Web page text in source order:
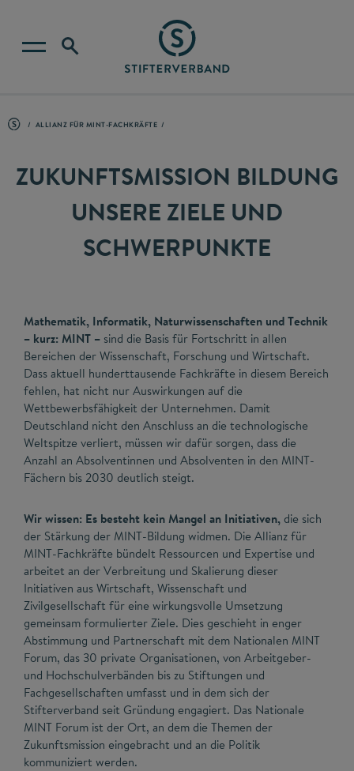
ALLIANZ FÜR MINT-FACHKRÄFTE
ZUKUNFTSMISSION BILDUNG
UNSERE ZIELE UND
SCHWERPUNKTE
Mathematik, Informatik, Naturwissenschaften und Technik
– kurz: MINT – sind die Basis für Fortschritt in allen
Bereichen der Wissenschaft, Forschung und Wirtschaft.
Dass aktuell hunderttausende Fachkräfte in diesem Bereich
fehlen, hat nicht nur Auswirkungen auf die
Wettbewerbsfähigkeit der Unternehmen. Damit
Deutschland nicht den Anschluss an die technologische
Weltspitze verliert, müssen wir dafür sorgen, dass die
Anzahl an Absolventinnen und Absolventen in den MINT-
Fächern bis 2030 deutlich steigt.
Wir wissen: Es besteht kein Mangel an Initiativen,die sich
der Stärkung der MINT-Bildung widmen. Die Allianz für
MINT-Fachkräfte bündelt Ressourcen und Expertise und
arbeitet an der Verbreitung und Skalierung dieser
Initiativen aus Wirtschaft, Wissenschaft und
Zivilgesellschaft für eine wirkungsvolle Umsetzung
gemeinsam formulierter Ziele. Dies geschieht in enger
Abstimmung und Partnerschaft mit dem Nationalen MINT
Forum, das 30 private Organisationen, von Arbeitgeber-
und Hochschulverbänden bis zu Stiftungen und
Fachgesellschaften umfasst und in dem sich der
Stifterverband seit Gründung engagiert. Das Nationale
MINT Forum ist der Ort, an dem die Themen der
Zukunftsmission eingebracht und an die Politik
kommuniziert werden.